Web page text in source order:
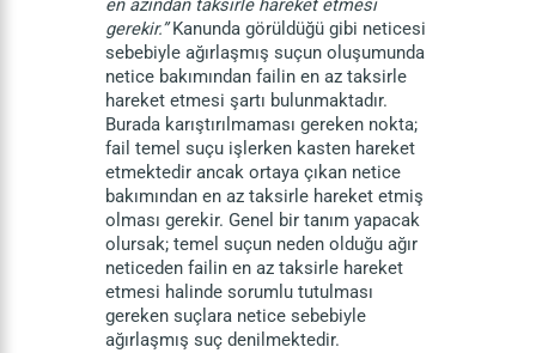
en azından taksirle hareket etmesi
gerekir.”Kanunda görüldüğü gibi neticesi
sebebiyle ağırlaşmış suçun oluşumunda
netice bakımından failin en az taksirle
hareket etmesi şartı bulunmaktadır.
Burada karıştırılmaması gereken nokta;
fail temel suçu işlerken kasten hareket
etmektedir ancak ortaya çıkan netice
bakımından en az taksirle hareket etmiş
olması gerekir. Genel bir tanım yapacak
olursak; temel suçun neden olduğu ağır
neticeden failin en az taksirle hareket
etmesi halinde sorumlu tutulması
gereken suçlara netice sebebiyle
ağırlaşmış suç denilmektedir.